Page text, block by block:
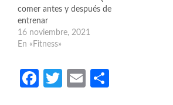
comer antes y después de
entrenar
16 noviembre, 2021
En «Fitness»
Fa
T
E